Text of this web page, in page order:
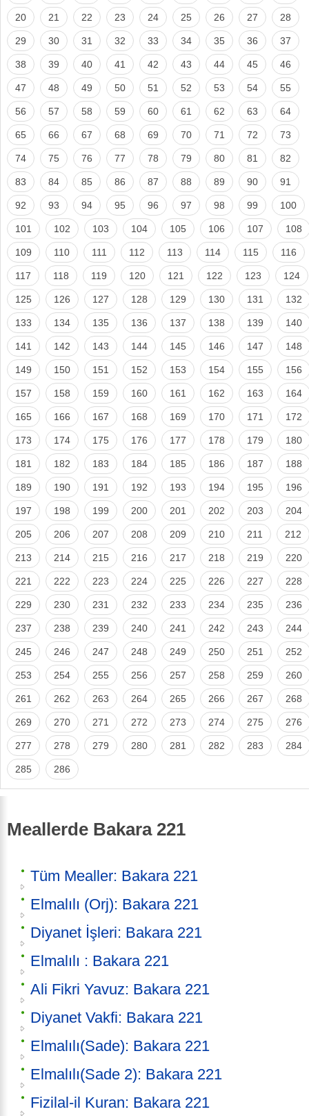
20 21 22 23 24 25 26 27 28
29 30 31 32 33 34 35 36 37
38 39 40 41 42 43 44 45 46
47 48 49 50 51 52 53 54 55
56 57 58 59 60 61 62 63 64
65 66 67 68 69 70 71 72 73
74 75 76 77 78 79 80 81 82
83 84 85 86 87 88 89 90 91
92 93 94 95 96 97 98 99 100
101 102 103 104 105 106 107 108
109 110 111 112 113 114 115 116
117 118 119 120 121 122 123 124
125 126 127 128 129 130 131 132
133 134 135 136 137 138 139 140
141 142 143 144 145 146 147 148
149 150 151 152 153 154 155 156
157 158 159 160 161 162 163 164
165 166 167 168 169 170 171 172
173 174 175 176 177 178 179 180
181 182 183 184 185 186 187 188
189 190 191 192 193 194 195 196
197 198 199 200 201 202 203 204
205 206 207 208 209 210 211 212
213 214 215 216 217 218 219 220
221 222 223 224 225 226 227 228
229 230 231 232 233 234 235 236
237 238 239 240 241 242 243 244
245 246 247 248 249 250 251 252
253 254 255 256 257 258 259 260
261 262 263 264 265 266 267 268
269 270 271 272 273 274 275 276
277 278 279 280 281 282 283 284
285 286
Meallerde Bakara 221
Tüm Mealler: Bakara 221
Elmalılı (Orj): Bakara 221
Diyanet İşleri: Bakara 221
Elmalılı : Bakara 221
Ali Fikri Yavuz: Bakara 221
Diyanet Vakfi: Bakara 221
Elmalılı(Sade): Bakara 221
Elmalılı(Sade 2): Bakara 221
Fizilal-il Kuran: Bakara 221